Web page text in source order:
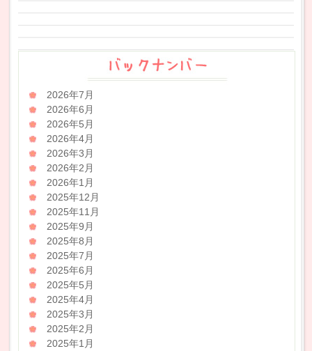
2026年7月
2026年6月
2026年5月
2026年4月
2026年3月
2026年2月
2026年1月
2025年12月
2025年11月
2025年9月
2025年8月
2025年7月
2025年6月
2025年5月
2025年4月
2025年3月
2025年2月
2025年1月